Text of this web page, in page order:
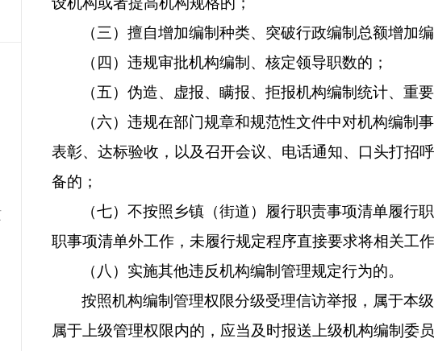
（三）擅自增加编制种类、突破行政编制总额增加
（四）违规审批机构编制、核定领导职数的；
（五）伪造、虚报、瞒报、拒报机构编制统计、重
（六）违规在部门规章和规范性文件中对机构编制
表彰、达标验收，以及召开会议、电话通知、口头打招
备的；
（七）不按照 乡镇（街道）履行职责事项清单履行
职事项清单外工作，未履行规定程序直接要求将相关工
（八）实施其他违反机构编制管理规定行为的。
按照机构编制管理权限分级受理信访举报，属于本
属于上级管理权限内的，应当及时报送上级机构编制委员